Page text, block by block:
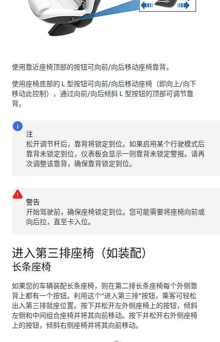
使用靠近座椅顶部的按钮可向前/向后移动座椅靠背。
使用座椅底部的 L 型按钮可向前/向后移动座椅（即向上/向下
移动此控制），通过向前/向后倾斜 L 型按钮的顶部可调节靠
背。
注
松开调节杆后，靠背将锁定到位。如果启用某个行驶模式后
靠背未锁定到位，仪表板会显示一则靠背未锁定警报。请再
次调整该靠背，确保靠背锁定到位。
警告
开始驾驶前，确保座椅锁定到位。您可能需要将座椅向前或
向后拉，直至卡入位。
进入第三排座椅（如装配）
长条座椅
如果您的车辆装配长条座椅，则在第二排长条座椅每个外侧靠
背上都有一个按钮。利用这个“进入第三排”按钮，乘客可轻松
出入第三排就座位置。按下并松开左外侧座椅上的按钮，倾斜
左侧和中间组合座椅并将其向前移动。按下并松开右外侧座椅
上的按钮，倾斜右侧座椅并将其向前移动。